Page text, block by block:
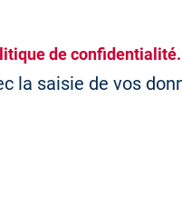
de confidentialité.
la saisie de vos